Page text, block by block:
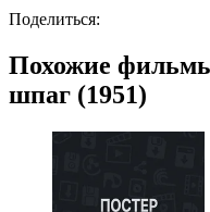
Поделиться:
Похожие
шпаг (1951)